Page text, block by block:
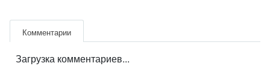
Комментарии
Загрузка комментариев...